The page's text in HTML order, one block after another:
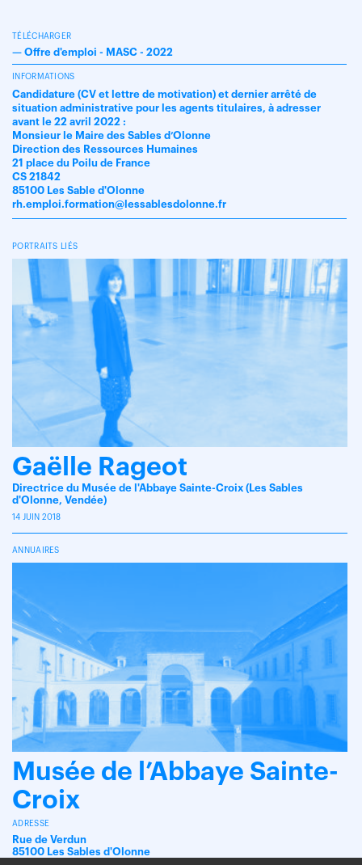
TÉLÉCHARGER
— Offre d'emploi - MASC - 2022
INFORMATIONS
Candidature (CV et lettre de motivation) et dernier arrêté de
situation administrative pour les agents titulaires, à adresser
avant le 22 avril 2022 :
Monsieur le Maire des Sables d’Olonne
Direction des Ressources Humaines
21 place du Poilu de France
CS 21842
85100 Les Sable d'Olonne
rh.emploi.formation@lessablesdolonne.fr
PORTRAITS LIÉS
Gaëlle Rageot
Directrice du Musée de l'Abbaye Sainte-Croix (Les Sables
d'Olonne, Vendée)
14 JUIN 2018
ANNUAIRES
Musée de l’Abbaye Sainte-
Croix
ADRESSE
Rue de Verdun
85100 Les Sables d'Olonne